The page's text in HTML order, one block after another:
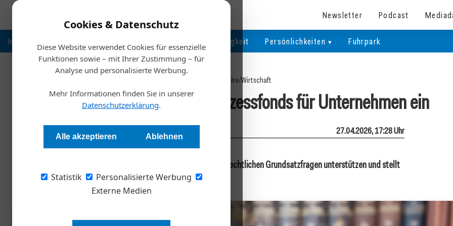
Cookies & Datenschutz
Diese Website verwendet Cookies für essenzielle
Funktionen sowie – mit Ihrer Zustimmung – für
Analyse und personalisierte Werbung.
Mehr Informationen finden Sie in unserer
Datenschutzerklärung.
Alle akzeptieren Ablehnen
Statistik
Personalisierte Werbung
Externe Medien
Newsletter Podcast
Inspiration Nachhaltigkeit Persönlichkeiten Fuhrpark
Startseite/Wirtschaft
WK Wien richtet Musterprozessfonds für Unternehmen ein
Redaktion Die Wirtschaft 27.04.2026, 17:28 Uhr
Die Wirtschaftskammer Wien will Betriebe bei rechtlichen Grundsatzfragen unterstützen und stellt
dafür einen eigenen Fonds bereit.